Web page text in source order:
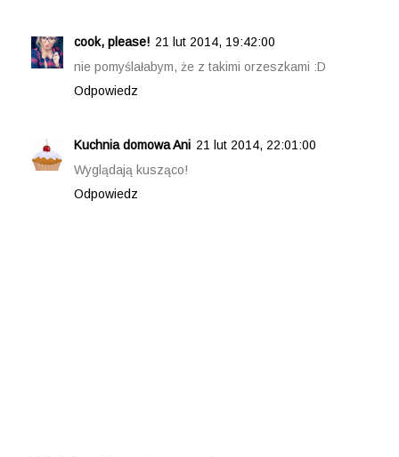
cook, please! 21 lut 2014, 19:42:00
nie pomyślałabym, że z takimi orzeszkami :D
Odpowiedz
Kuchnia domowa Ani 21 lut 2014, 22:01:00
Wyglądają kusząco!
Odpowiedz